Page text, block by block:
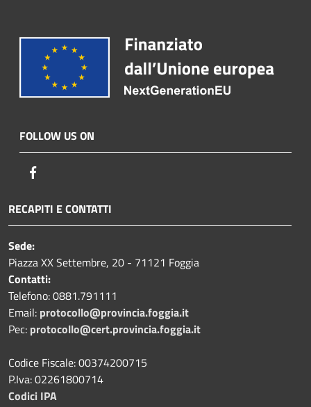
FOLLOW US ON
RECAPITI E CONTATTI
Sede:
Piazza XX Settembre, 20 - 71121 Foggia
Contatti:
Telefono: 0881.791111
Email: protocollo@provincia.foggia.it
Pec: protocollo@cert.provincia.foggia.it
Codice Fiscale: 00374200715
P.Iva: 02261800714
Codici IPA